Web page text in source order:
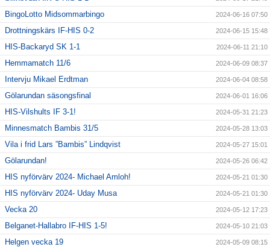
BingoLotto Midsommarbingo 2024-06-16 07:50
Drottningskärs IF-HIS 0-2 2024-06-15 15:48
HIS-Backaryd SK 1-1 2024-06-11 21:10
Hemmamatch 11/6 2024-06-09 08:37
Intervju Mikael Erdtman 2024-06-04 08:58
Gölarundan säsongsfinal 2024-06-01 16:06
HIS-Vilshults IF 3-1! 2024-05-31 21:23
Minnesmatch Bambis 31/5 2024-05-28 13:03
Vila i frid Lars ”Bambis” Lindqvist 2024-05-27 15:01
Gölarundan! 2024-05-26 06:42
HIS nyförvärv 2024- Michael Amloh! 2024-05-21 01:30
HIS nyförvärv 2024- Uday Musa 2024-05-21 01:30
Vecka 20 2024-05-12 17:23
Belganet-Hallabro IF-HIS 1-5! 2024-05-10 21:03
Helgen vecka 19 2024-05-09 08:15